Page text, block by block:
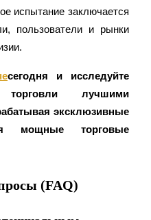
APR
Rewards
испытание заключается
пользователи и рынки
сегодня и исследуйте
лучшими
эксклюзивные
мощные торговые
(FAQ)